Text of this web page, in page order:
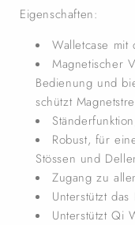
Eigenschaften:
Walletcase mit
Magnetischer
Bedienung und
schützt
Robust, für
Stössen und
Zugang zu
Unterstützt
Unterstützt Qi